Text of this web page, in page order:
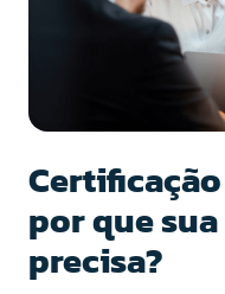
por que
precisa?